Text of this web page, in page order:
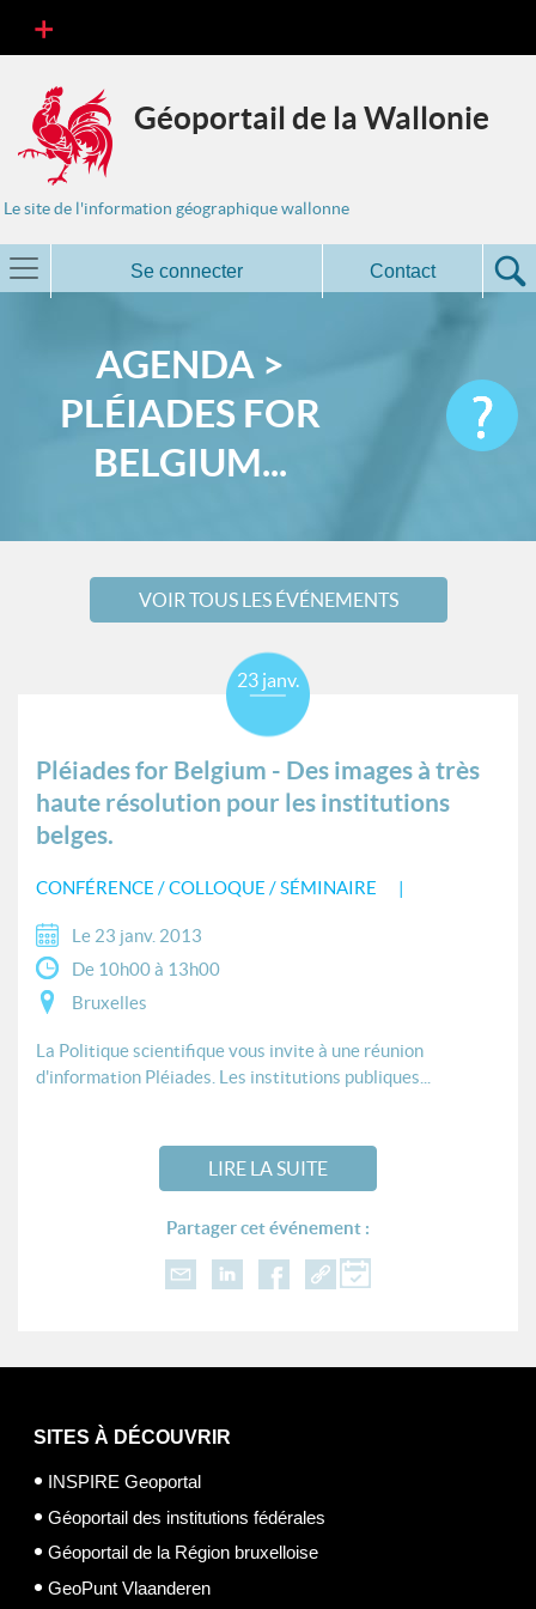
Géoportail de la Wallonie
Le site de l'information géographique wallonne
Se connecter Contact
AGENDA >
PLÉIADES FOR
BELGIUM...
VOIR TOUS LES ÉVÉNEMENTS
Pléiades for Belgium - Des images à très
haute résolution pour les institutions
belges.
CONFÉRENCE / COLLOQUE / SÉMINAIRE
23 janv.
Le 23 janv. 2013
De 10h00 à 13h00
Bruxelles
La Politique scientifique vous invite à une réunion
d'information Pléiades. Les institutions publiques...
LIRE LA SUITE
Partager cet événement :
SITES À DÉCOUVRIR
INSPIRE Geoportal
Géoportail des institutions fédérales
Géoportail de la Région bruxelloise
GeoPunt Vlaanderen